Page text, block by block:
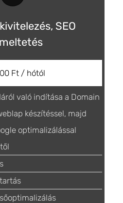
SEO
Ft / hótól
való indítása a Domain
készítéssel, majd
optimalizálással